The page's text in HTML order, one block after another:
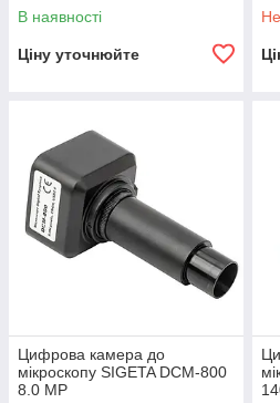
В наявності
Ціну уточнюйте
Цифрова камера до
мікроскопу SIGETA DCM-800
8.0 MP